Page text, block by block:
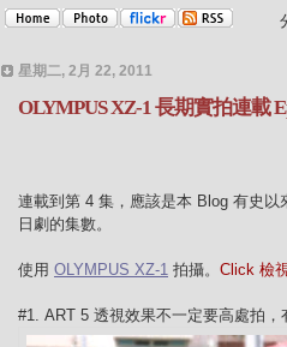
星期二, 2月 22, 2011
OLYMPUS XZ-1 長期實拍連載
連載到第 4 集，應該是本 Blog 有史
日劇的集數。
使用 OLYMPUS XZ-1 拍攝。 Click 檢
#1. ART 5 透視效果不一定要高處拍